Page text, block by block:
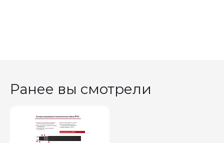
Ранее вы смотрели